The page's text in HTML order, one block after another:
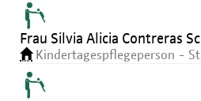
Frau Silvia Alicia Contreras
Kindertagespflegeperson -